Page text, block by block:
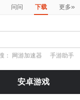
问问 下载 更多»
： 网游加速器 手游助手
安卓游戏